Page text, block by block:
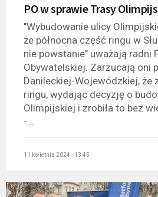
PO w sprawie Trasy
"Wybudowanie ulicy
że północna część ringu w
nie powstanie" uważają radni
Obywatelskiej. Zarzucają oni
Danileckiej-Wojewódzkiej, że
ringu, wydając decyzję o
Olimpijskiej i zrobiła to bez
-...
11 kwietnia 2024 - 13:45